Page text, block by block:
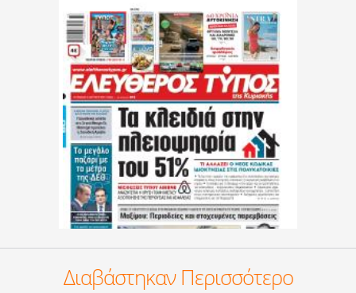
Διαβάστηκαν Περισσότερο